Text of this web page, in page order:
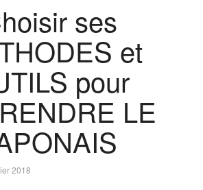
ses
et
pour
LE
2018